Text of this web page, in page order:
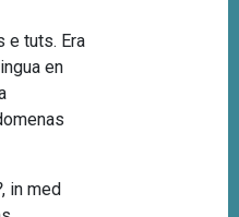
e tuts. Era
en
, in med